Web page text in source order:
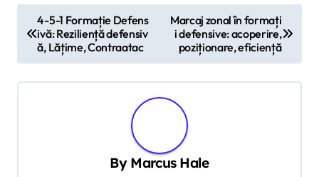
o
s
t
4-5-1 Formație Defens
ivă: Reziliență defensiv
ă, Lățime, Contraatac
Marcaj zonal în formați
i defensive: acoperire,
poziționare, eficiență
By Marcus Hale